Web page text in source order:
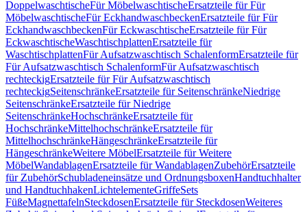
DoppelwaschtischeFür MöbelwaschtischeErsatzteile für Für
MöbelwaschtischeFür EckhandwaschbeckenErsatzteile für Für
EckhandwaschbeckenFür EckwaschtischeErsatzteile für Für
EckwaschtischeWaschtischplattenErsatzteile für
WaschtischplattenFür Aufsatzwaschtisch SchalenformErsatzteile für
Für Aufsatzwaschtisch SchalenformFür Aufsatzwaschtisch
rechteckigErsatzteile für Für Aufsatzwaschtisch
rechteckigSeitenschränkeErsatzteile für SeitenschränkeNiedrige
SeitenschränkeErsatzteile für Niedrige
SeitenschränkeHochschränkeErsatzteile für
HochschränkeMittelhochschränkeErsatzteile für
MittelhochschränkeHängeschränkeErsatzteile für
HängeschränkeWeitere MöbelErsatzteile für Weitere
MöbelWandablagenErsatzteile für WandablagenZubehörErsatzteile
für ZubehörSchubladeneinsätze und OrdnungsboxenHandtuchhalter
und HandtuchhakenLichtelementeGriffeSets
FüßeMagnettafelnSteckdosenErsatzteile für SteckdosenWeiteres